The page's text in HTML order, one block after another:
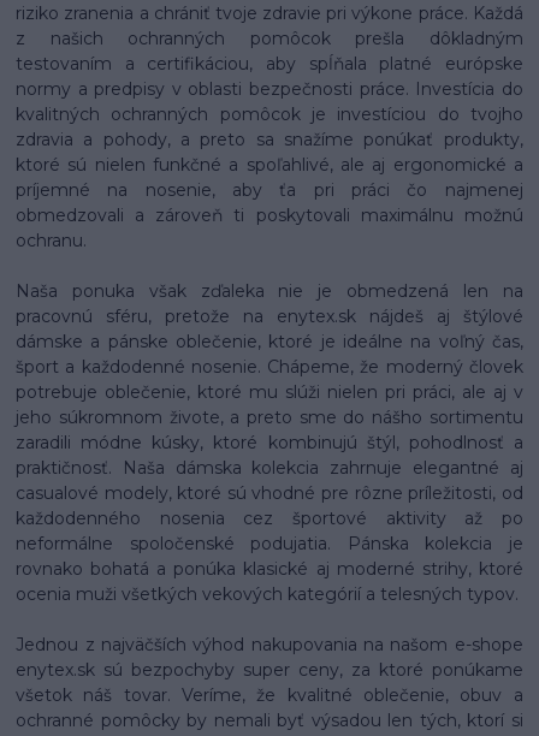
riziko zranenia a chrániť tvoje zdravie pri výkone práce. Každá
z našich ochranných pomôcok prešla dôkladným
testovaním a certifikáciou, aby spĺňala platné európske
normy a predpisy v oblasti bezpečnosti práce. Investícia do
kvalitných ochranných pomôcok je investíciou do tvojho
zdravia a pohody, a preto sa snažíme ponúkať produkty,
ktoré sú nielen funkčné a spoľahlivé, ale aj ergonomické a
príjemné na nosenie, aby ťa pri práci čo najmenej
obmedzovali a zároveň ti poskytovali maximálnu možnú
ochranu.
Naša ponuka však zďaleka nie je obmedzená len na
pracovnú sféru, pretože na enytex.sk nájdeš aj štýlové
dámske a pánske oblečenie, ktoré je ideálne na voľný čas,
šport a každodenné nosenie. Chápeme, že moderný človek
potrebuje oblečenie, ktoré mu slúži nielen pri práci, ale aj v
jeho súkromnom živote, a preto sme do nášho sortimentu
zaradili módne kúsky, ktoré kombinujú štýl, pohodlnosť a
praktičnosť. Naša dámska kolekcia zahrnuje elegantné aj
casualové modely, ktoré sú vhodné pre rôzne príležitosti, od
každodenného nosenia cez športové aktivity až po
neformálne spoločenské podujatia. Pánska kolekcia je
rovnako bohatá a ponúka klasické aj moderné strihy, ktoré
ocenia muži všetkých vekových kategórií a telesných typov.
Jednou z najväčších výhod nakupovania na našom e-shope
enytex.sk sú bezpochyby super ceny, za ktoré ponúkame
všetok náš tovar. Veríme, že kvalitné oblečenie, obuv a
ochranné pomôcky by nemali byť výsadou len tých, ktorí si